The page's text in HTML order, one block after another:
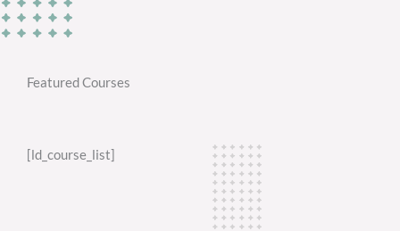
Featured Courses
[ld_course_list]